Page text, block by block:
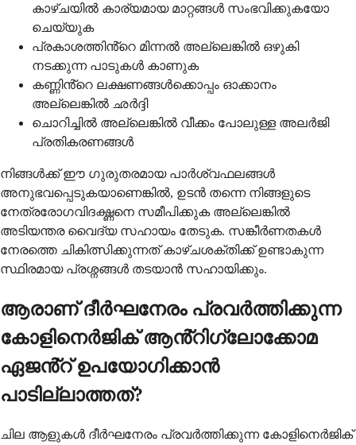
കാഴ്ചയിൽ കാര്യമായ മാറ്റങ്ങൾ സംഭവിക്കുകയോ
ചെയ്യുക
പ്രകാശത്തിൻ്റെ മിന്നൽ അല്ലെങ്കിൽ ഒഴുകി
നടക്കുന്ന പാടുകൾ കാണുക
കണ്ണിൻ്റെ ലക്ഷണങ്ങൾക്കൊപ്പം ഓക്കാനം
അല്ലെങ്കിൽ ഛർദ്ദി
ചൊറിച്ചിൽ അല്ലെങ്കിൽ വീക്കം പോലുള്ള അലർജി
പ്രതികരണങ്ങൾ
നിങ്ങൾക്ക് ഈ ഗുരുതരമായ പാർശ്വഫലങ്ങൾ
അനുഭവപ്പെടുകയാണെങ്കിൽ, ഉടൻ തന്നെ നിങ്ങളുടെ
നേത്രരോഗവിദഗ്ദ്ധനെ സമീപിക്കുക അല്ലെങ്കിൽ
അടിയന്തര വൈദ്യ സഹായം തേടുക. സങ്കീർണതകൾ
നേരത്തെ ചികിത്സിക്കുന്നത് കാഴ്ചശക്തിക്ക് ഉണ്ടാകുന്ന
സ്ഥിരമായ പ്രശ്നങ്ങൾ തടയാൻ സഹായിക്കും.
ആരാണ് ദീർഘനേരം പ്രവർത്തിക്കുന്ന
കോളിനെർജിക് ആൻ്റിഗ്ലോക്കോമ
ഏജൻ്റ് ഉപയോഗിക്കാൻ
പാടില്ലാത്തത്?
ചില ആളുകൾ ദീർഘനേരം പ്രവർത്തിക്കുന്ന കോളിനെർജിക്